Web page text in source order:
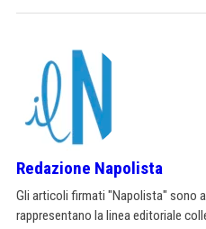
Redazione Napolista
Gli articoli firmati "Napolista" sono
rappresentano la linea editoriale